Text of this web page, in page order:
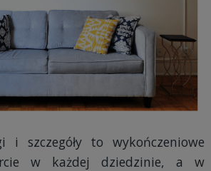
i szczegóły to wykończeniowe
w każdej dziedzinie, a w